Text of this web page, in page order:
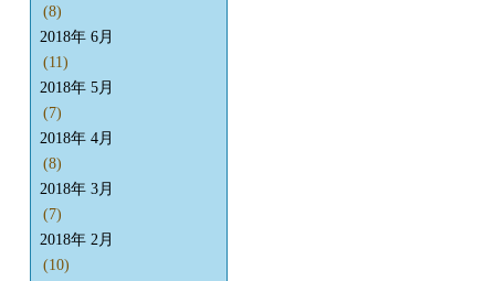
(8)
2018年 6月
(11)
2018年 5月
(7)
2018年 4月
(8)
2018年 3月
(7)
2018年 2月
(10)